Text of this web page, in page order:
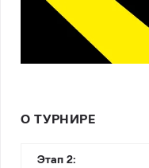
О ТУРНИРЕ
Этап 2: